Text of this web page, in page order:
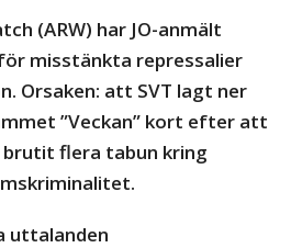
(ARW) har JO-anmält
misstänkta repressalier
Orsaken: att SVT lagt ner
”Veckan” kort efter att
brutit flera tabun kring
uttalanden